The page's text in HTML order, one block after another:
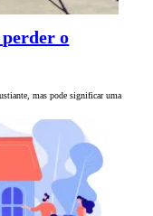
perder o
mas pode significar uma